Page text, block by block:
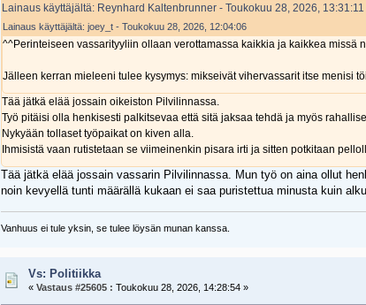
Lainaus käyttäjältä: Reynhard Kaltenbrunner - Toukokuu 28, 2026, 13:31:11
Lainaus käyttäjältä: joey_t - Toukokuu 28, 2026, 12:04:06
^^Perinteiseen vassarityyliin ollaan verottamassa kaikkia ja kaikkea missä
Jälleen kerran mieleeni tulee kysymys: mikseivät vihervassarit itse menisi
Tää jätkä elää jossain oikeiston Pilvilinnassa.
Työ pitäisi olla henkisesti palkitsevaa että sitä jaksaa tehdä ja myös
Nykyään tollaset työpaikat on kiven alla.
Ihmisistä vaan rutistetaan se viimeinenkin pisara irti ja sitten potkitaan
Tää jätkä elää jossain vassarin Pilvilinnassa. Mun työ on aina ollut
noin kevyellä tunti määrällä kukaan ei saa puristettua minusta kuin
Vanhuus ei tule yksin, se tulee löysän munan kanssa.
Vs: Politiikka
« Vastaus #25605 : Toukokuu 28, 2026, 14:28:54 »